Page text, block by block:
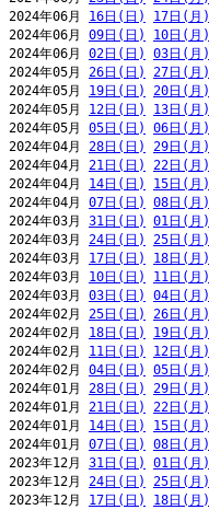
2024年06月 16日(日) 17日(月)
2024年06月 09日(日) 10日(月)
2024年06月 02日(日) 03日(月)
2024年05月 26日(日) 27日(月)
2024年05月 19日(日) 20日(月)
2024年05月 12日(日) 13日(月)
2024年05月 05日(日) 06日(月)
2024年04月 28日(日) 29日(月)
2024年04月 21日(日) 22日(月)
2024年04月 14日(日) 15日(月)
2024年04月 07日(日) 08日(月)
2024年03月 31日(日) 01日(月)
2024年03月 24日(日) 25日(月)
2024年03月 17日(日) 18日(月)
2024年03月 10日(日) 11日(月)
2024年03月 03日(日) 04日(月)
2024年02月 25日(日) 26日(月)
2024年02月 18日(日) 19日(月)
2024年02月 11日(日) 12日(月)
2024年02月 04日(日) 05日(月)
2024年01月 28日(日) 29日(月)
2024年01月 21日(日) 22日(月)
2024年01月 14日(日) 15日(月)
2024年01月 07日(日) 08日(月)
2023年12月 31日(日) 01日(月)
2023年12月 24日(日) 25日(月)
2023年12月 17日(日) 18日(月)